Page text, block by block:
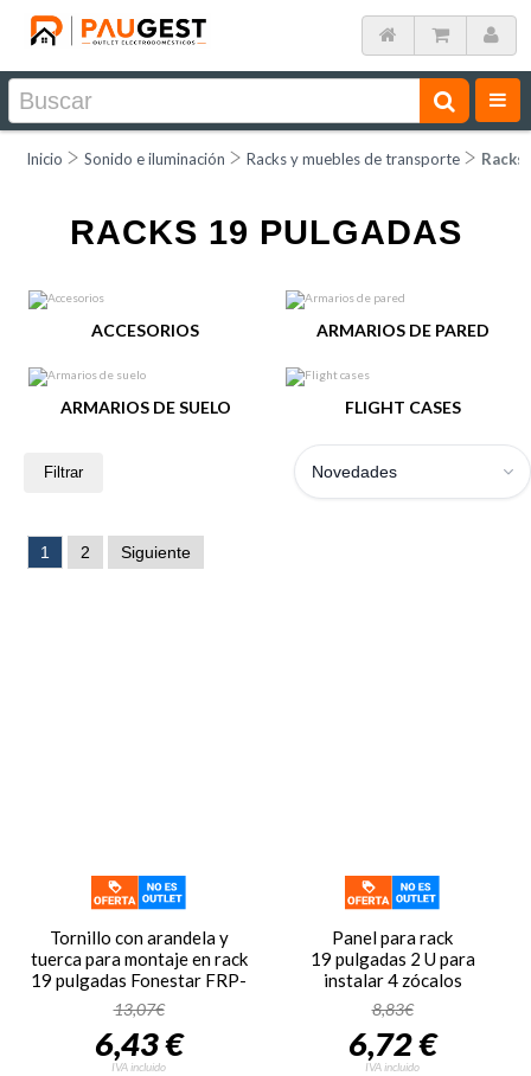
Inicio Sonido e iluminación Racks y muebles de transporte Racks
RACKS 19 PULGADAS
ACCESORIOS ARMARIOS DE PARED
ARMARIOS DE SUELO FLIGHT CASES
Filtrar Novedades
1 2 Siguiente
Tornillo con arandela y
tuerca para montaje en rack
19 pulgadas Fonestar FRP-
17
13,07€
6,43 €
IVA incluido
Panel para rack
19 pulgadas 2 U para
instalar 4 zócalos
conectores altavoz
Fonestar FRP-32SPK
8,83€
6,72 €
IVA incluido